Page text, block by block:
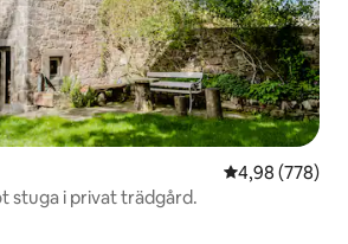
4,98 av 5 i
4,98 (778)
stuga i privat trädgård.